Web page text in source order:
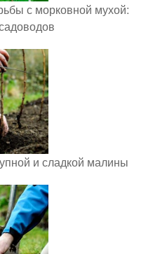
с морковной мухой:
и сладкой малины